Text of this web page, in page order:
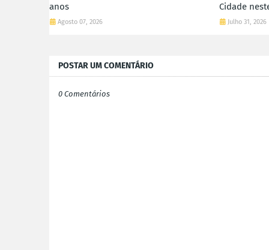
anos
Agosto 07, 2026
Cidade
Julho 31, 2026
POSTAR UM COMENTÁRIO
0 Comentários